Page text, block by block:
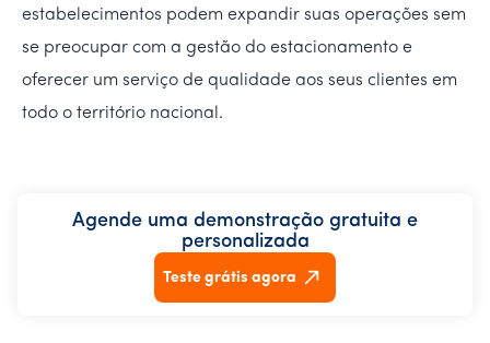
estabelecimentos podem expandir suas operações sem
se preocupar com a gestão do estacionamento e
oferecer um serviço de qualidade aos seus clientes em
todo o território nacional.
Agende uma demonstração gratuita e
personalizada
Teste grátis agora